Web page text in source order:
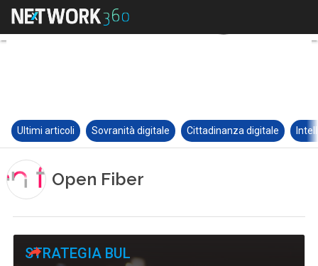
Ultimi articoli Sovranità digitale Cittadinanza digitale
Open Fiber
STRATEGIA BUL